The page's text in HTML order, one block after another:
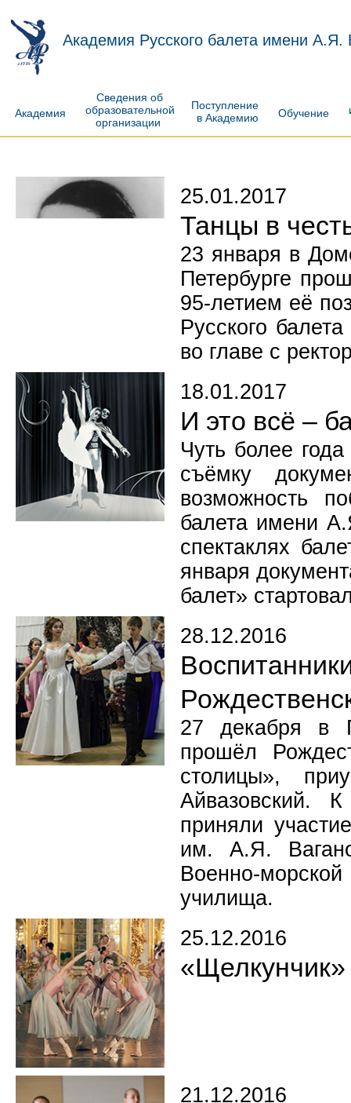
Академия Русского балета имени А.Я.
Академия
Сведения об
образовательной
организации
Поступление
в Академию
Обучение
25.01.2017
Танцы в
23 января в
Петербурге
95-летием её
Русского
во главе с
18.01.2017
И это всё –
Чуть более
съёмку
возможность
балета имени
спектаклях
января
балет»
28.12.2016
27 декабря в
прошёл
столицы»,
Айвазовский.
приняли
им. А.Я.
Военно-морской
училища.
25.12.2016
21.12.2016